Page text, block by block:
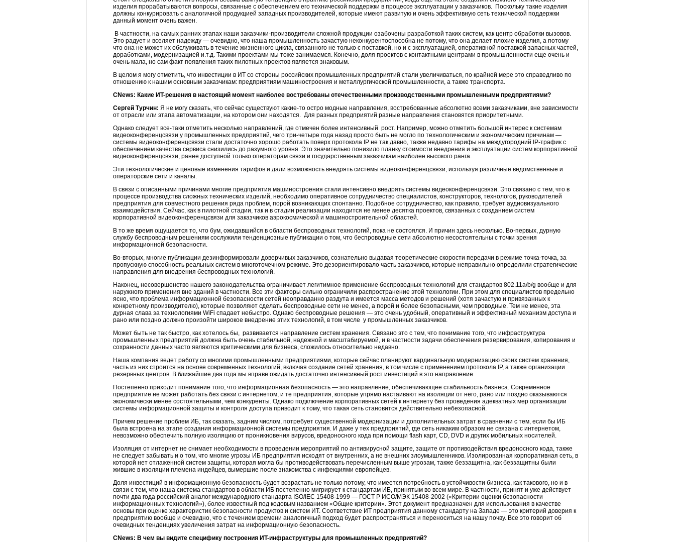
изделия прорабатываются вопросы, связанные с обеспечением его технической поддержки в процессе эксплуатации у заказчиков. Поскольку такие изделия
должны конкурировать с аналогичной продукцией западных производителей, которые имеют развитую и очень эффективную сеть технической поддержки
данный момент очень важен.
В частности, на самых ранних этапах наши заказчики-производители сложной продукции озабочены разработкой таких систем, как центр обработки вызовов.
Это радует и вселяет надежду — очевидно, что наша промышленность зачастую неконкурентоспособна не потому, что она делает плохие изделия, а потому
что она не может их обслуживать в течение жизненного цикла, связанного не только с поставкой, но и с эксплуатацией, оперативной поставкой запасных частей,
доработками, модернизацией и.т.д. Такими проектами мы тоже занимаемся. Конечно, доля проектов с контактными центрами в промышленности еще очень и
очень мала, но сам факт появления таких пилотных проектов является знаковым.
В целом я могу отметить, что инвестиции в ИТ со стороны российских промышленных предприятий стали увеличиваться, по крайней мере это справедливо по
отношению к нашим основным заказчикам: предприятиям машиностроения и металлургической промышленности, а также транспорта.
СNews: Какие ИT-решения в настоящий момент наиболее востребованы отечественными производственными промышленными предприятиями?
Сергей Турчин: Я не могу сказать, что сейчас существуют какие-то остро модные направления, востребованные абсолютно всеми заказчиками, вне зависимости
от отрасли или этапа автоматизации, на котором они находятся. Для разных предприятий разные направления становятся приоритетными.
Однако следует все-таки отметить несколько направлений, где отмечен более интенсивный рост. Например, можно отметить большой интерес к системам
видеоконференцсвязи у промышленных предприятий, чего три-четыре года назад просто быть не могло по технологическим и экономическим причинам —
системы видеоконференцсвязи стали достаточно хорошо работать поверх протокола IP не так давно, также недавно тарифы на междугородний
IP-трафик с
обеспечением качества сервиса снизились до разумного уровня. Это значительно понизило планку стоимости внедрения и эксплуатации систем корпоративной
видеоконференцсвязи, ранее доступной только операторам связи и государственным заказчикам наиболее высокого ранга.
Эти технологические и ценовые изменения тарифов и дали возможность внедрять системы видеоконференцсвязи, используя различные ведомственные и
операторские сети и каналы.
В связи с описанными причинами многие предприятия машиностроения стали интенсивно внедрять системы видеоконференцсвязи. Это связано с тем, что в
процессе производства сложных технических изделий, необходимо оперативное сотрудничество специалистов, конструкторов, технологов, руководителей
предприятия для совместного решения ряда проблем, порой возникающих спонтанно. Подобное сотрудничество, как правило, требует аудиовизуального
взаимодействия. Сейчас, как в пилотной стадии, так и в стадии реализации находится не менее десятка проектов, связанных с созданием систем
корпоративной видеоконференцсвязи для заказчиков аэрокосмической и машиностроительной областей.
В то же время ощущается то, что бум, ожидавшийся в области беспроводных технологий, пока не состоялся. И причин здесь несколько. Во-первых, дурную
службу беспроводным решениям сослужили тенденциозные публикации о том, что беспроводные сети абсолютно несостоятельны с точки зрения
информационной безопасности.
Во-вторых, многие публикации дезинформировали доверчивых заказчиков, сознательно выдавая теоретические скорости передачи в режиме точка-точка, за
пропускную способность реальных систем в многоточечном режиме. Это дезориентировало часть заказчиков, которые неправильно определили стратегические
направления для внедрения беспроводных технологий.
Наконец, несовершенство нашего законодательства ограничивает легитимное применение беспроводных технологий для стандартов 802.11a/b/g вообще и для
наружного применения вне зданий в частности. Все эти факторы сильно ограничили распространение этой технологии. При этом для специалистов предельно
ясно, что проблема информационной безопасности сетей неоправданно раздута и имеется масса методов и решений (хотя зачастую и привязанных к
конкретному производителю), которые позволяют сделать беспроводные сети не менее, а порой и более безопасными, чем проводные. Тем не менее, эта
дурная слава за технологиями WiFi спадает небыстро. Однако беспроводные решения — это очень удобный, оперативный и эффективный механизм доступа и
рано или поздно должно произойти широкое внедрение этих технологий, в том числе у промышленных заказчиков.
Может быть не так быстро, как хотелось бы, развивается направление систем хранения. Связано это с тем, что понимание того, что инфраструктура
промышленных предприятий должна быть очень стабильной, надежной и масштабируемой, и в частности задачи обеспечения резервирования, копирования и
сохранности данных часто являются критическими для бизнеса, сложилось относительно недавно.
Наша компания ведет работу со многими промышленными предприятиями, которые сейчас планируют кардинальную модернизацию своих систем хранения,
часть из них строится на основе современных технологий, включая создание сетей хранения, в том числе с применением протокола IP, а также организации
резервных центров. В ближайшие два года мы вправе ожидать достаточно интенсивный рост инвестиций в это направление.
Постепенно приходит понимание того, что информационная безопасность — это направление, обеспечивающее стабильность бизнеса. Современное
предприятие не может работать без связи с интернетом, и те предприятия, которые упрямо настаивают на изоляции от него, рано или поздно оказываются
экономически менее состоятельными, чем конкуренты. Однако подключение корпоративных сетей к интернету без проведения адекватных мер организации
системы информационной защиты и контроля доступа приводит к тому, что такая сеть становится действительно небезопасной.
Причем решение проблем ИБ, так сказать, задним числом, потребует существенной модернизации и дополнительных затрат в сравнении с тем, если бы ИБ
была встроена на этапе создания информационной системы предприятия. И даже у тех предприятий, где сеть никаким образом не связана с интернетом,
невозможно обеспечить полную изоляцию от проникновения вирусов, вредоносного кода при помощи flash карт, CD, DVD и других мобильных носителей.
Изоляция от интернет не снимает необходимости в проведении мероприятий по антивирусной защите, защите от противодействия вредоносного кода, также
не следует забывать и о том, что многие угрозы ИБ предприятия исходят от внутренних, а не внешних злоумышленников. Изолированная корпоративная сеть, в
которой нет отлаженной систем защиты, которая могла бы противодействовать перечисленным выше угрозам, также беззащитна, как беззащитны были
жившие в изоляции племена индейцев, вымершие после знакомства с инфекциями европейцев.
Доля инвестиций в информационную безопасность будет возрастать не только потому, что имеется потребность в устойчивости бизнеса, как такового, но и в
связи с тем, что наша система стандартов в области ИБ постепенно мигрирует к стандартам ИБ, принятым во всем мире. В частности, принят и уже действует
почти два года российский аналог международного стандарта ISO/IEC 15408-1999 — ГОСТ P ИСО/МЭК 15408-2002 («Критерии оценки безопасности
информационных технологий»), более известный под кодовым названием «Общие критерии». Этот документ предназначен для использования в качестве
основы при оценке характеристик безопасности продуктов и систем ИТ. Соответствие ИТ предприятия данному стандарту на Западе — это критерий доверия к
предприятию вообще и очевидно, что с течением времени аналогичный подход будет распространяться и переноситься на нашу почву. Все это говорит об
очевидных тенденциях увеличения затрат на информационную безопасность.
CNews: В чем вы видите специфику построения ИT-инфраструктуры для промышленных предприятий?